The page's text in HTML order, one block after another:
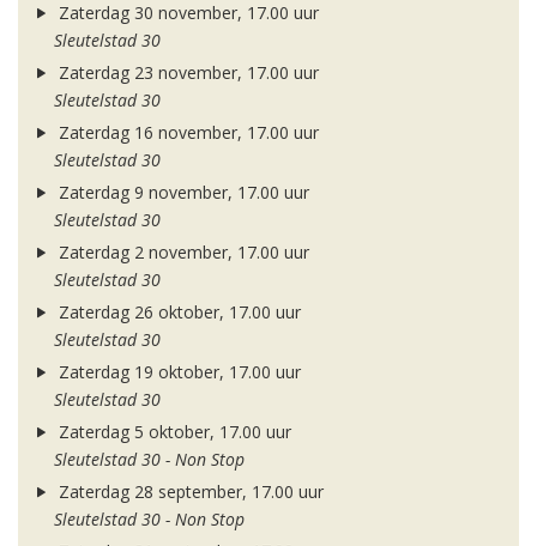
Zaterdag 30 november, 17.00 uur
Sleutelstad 30
Zaterdag 23 november, 17.00 uur
Sleutelstad 30
Zaterdag 16 november, 17.00 uur
Sleutelstad 30
Zaterdag 9 november, 17.00 uur
Sleutelstad 30
Zaterdag 2 november, 17.00 uur
Sleutelstad 30
Zaterdag 26 oktober, 17.00 uur
Sleutelstad 30
Zaterdag 19 oktober, 17.00 uur
Sleutelstad 30
Zaterdag 5 oktober, 17.00 uur
Sleutelstad 30 - Non Stop
Zaterdag 28 september, 17.00 uur
Sleutelstad 30 - Non Stop